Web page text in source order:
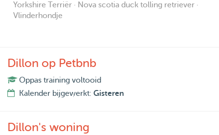
Yorkshire Terriër · Nova scotia duck tolling retriever ·
Vlinderhondje
Dillon op Petbnb
Oppas training voltooid
Kalender bijgewerkt: Gisteren
Dillon's woning